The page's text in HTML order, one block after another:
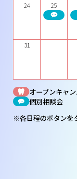
24 25
31
オープンキャ
個別相談会
※各日程のボタンを